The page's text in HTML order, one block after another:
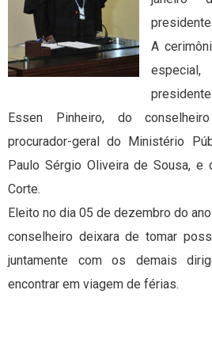
A
Essen Pinheiro, do
procurador-geral do Ministério
Paulo Sérgio Oliveira de Sousa,
Corte.
Eleito no dia 05 de dezembro do
conselheiro deixara de tomar
juntamente com os demais
encontrar em viagem de férias.